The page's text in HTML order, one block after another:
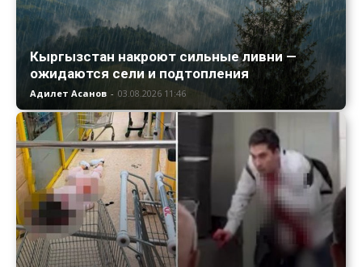
Кыргызстан накроют сильные ливни —
ожидаются сели и подтопления
Адилет Асанов - 03.08.2026 11:46